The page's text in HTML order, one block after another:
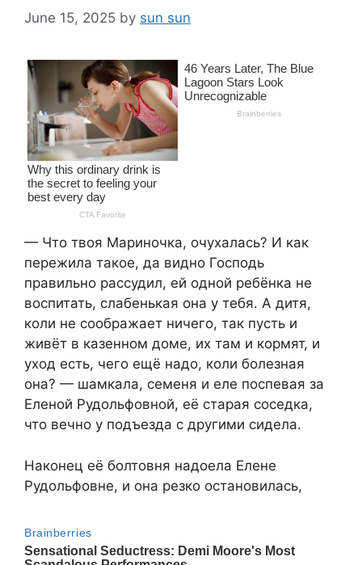
June 15, 2025 by sun sun
— Что твоя Мариночка, очухалась? И как
пережила такое, да видно Господь
правильно рассудил, ей одной ребёнка не
воспитать, слабенькая она у тебя. А дитя,
коли не соображает ничего, так пусть и
живёт в казенном доме, их там и кормят, и
уход есть, чего ещё надо, коли болезная
она? — шамкала, семеня и еле поспевая за
Еленой Рудольфовной, её старая соседка,
что вечно у подъезда с другими сидела.
Наконец её болтовня надоела Елене
Рудольфовне, и она резко остановилась,